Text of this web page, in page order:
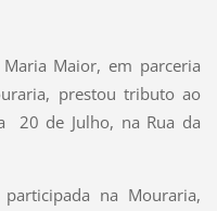
Maior, em parceria
prestou tributo ao
20 de Julho, na Rua da
na Mouraria,